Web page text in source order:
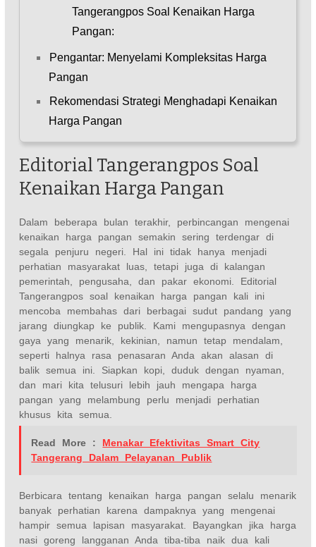
Tangerangpos Soal Kenaikan Harga
Pangan:
Pengantar: Menyelami Kompleksitas Harga
Pangan
Rekomendasi Strategi Menghadapi Kenaikan
Harga Pangan
Editorial Tangerangpos Soal
Kenaikan Harga Pangan
Dalam beberapa bulan terakhir, perbincangan mengenai
kenaikan harga pangan semakin sering terdengar di
segala penjuru negeri. Hal ini tidak hanya menjadi
perhatian masyarakat luas, tetapi juga di kalangan
pemerintah, pengusaha, dan pakar ekonomi. Editorial
Tangerangpos soal kenaikan harga pangan kali ini
mencoba membahas dari berbagai sudut pandang yang
jarang diungkap ke publik. Kami mengupasnya dengan
gaya yang menarik, kekinian, namun tetap mendalam,
seperti halnya rasa penasaran Anda akan alasan di
balik semua ini. Siapkan kopi, duduk dengan nyaman,
dan mari kita telusuri lebih jauh mengapa harga
pangan yang melambung perlu menjadi perhatian
khusus kita semua.
Read More : Menakar Efektivitas Smart City
Tangerang Dalam Pelayanan Publik
Berbicara tentang kenaikan harga pangan selalu menarik
banyak perhatian karena dampaknya yang mengenai
hampir semua lapisan masyarakat. Bayangkan jika harga
nasi goreng langganan Anda tiba-tiba naik dua kali